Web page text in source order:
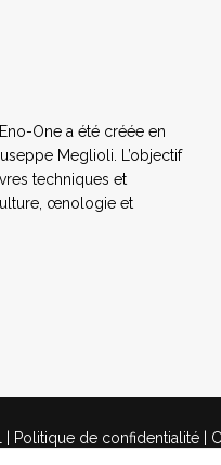
One a été créée en
Meglioli. L’objectif
techniques et
œnologie et
| Politique de confidentialité |